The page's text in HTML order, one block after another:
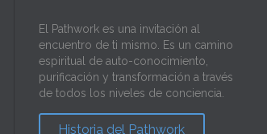
El Pathwork es una invitación al
encuentro de ti mismo. Es un camino
espiritual de auto-conocimiento,
purificación y transformación a través
de todos los niveles de conciencia.
Historia del Pathwork